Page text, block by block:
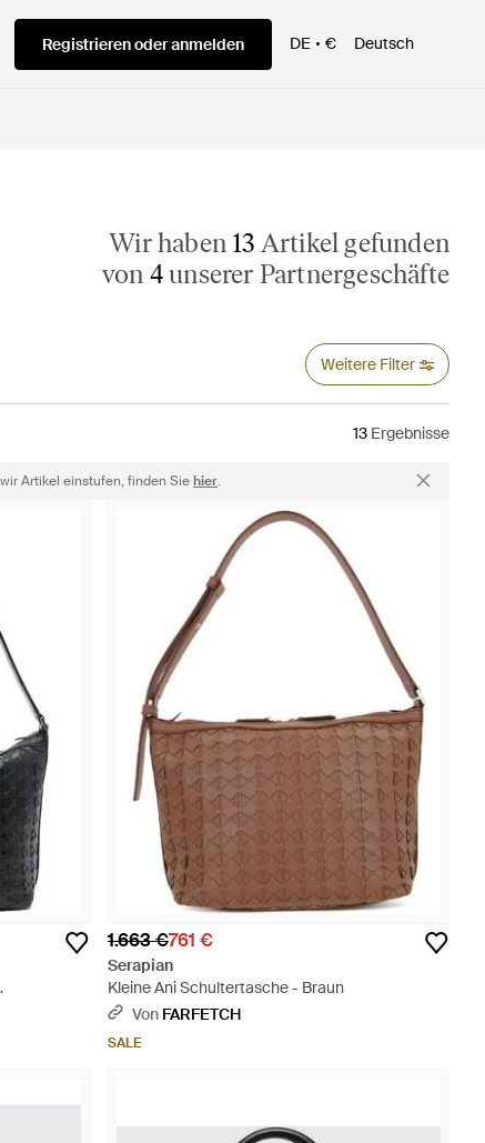
Registrieren oder anmelden DE € Deutsch
Wir haben 13 Artikel gefunden
von 4unserer Partnergeschäfte
Weitere Filter
13 Ergebnisse
Artikel einstufen, finden Siehier.
1.663 €761 €
Serapian
Kleine Ani Schultertasche - Braun
Von FARFETCH
SALE